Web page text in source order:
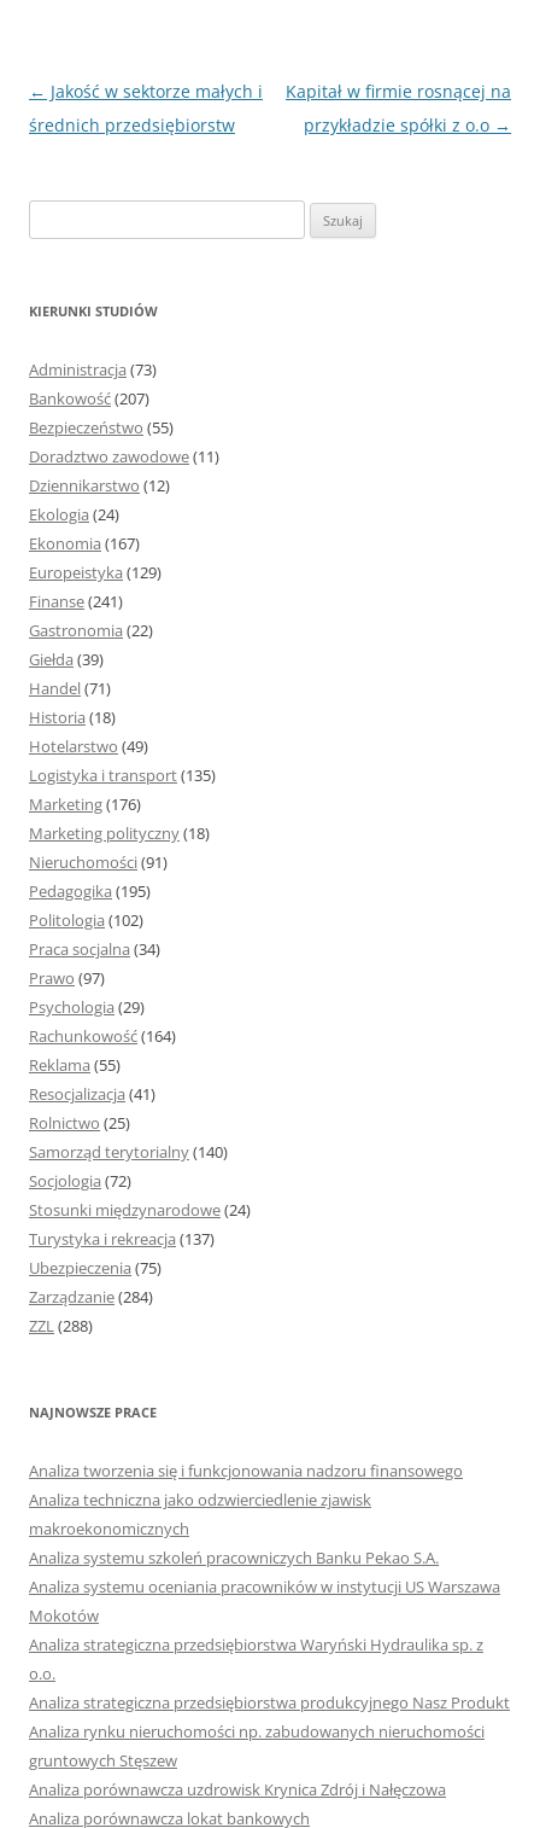
Nawigacja
wpisu
← Jakość w sektorze małych i
średnich przedsiębiorstw
Kapitał w firmie rosnącej na
przykładzie spółki z o.o →
z
KIERUNKI STUDIÓW
Administracja (73)
Bankowość(207)
Bezpieczeństwo (55)
Doradztwo zawodowe(11)
Dziennikarstwo (12)
Ekologia (24)
Ekonomia (167)
Europeistyka (129)
Finanse(241)
Gastronomia (22)
Giełda (39)
Handel(71)
Historia (18)
Hotelarstwo (49)
Logistyka i transport(135)
Marketing(176)
Marketing polityczny(18)
Nieruchomości(91)
Pedagogika (195)
Politologia (102)
Praca socjalna (34)
Prawo (97)
Psychologia (29)
Rachunkowość(164)
Reklama (55)
Resocjalizacja (41)
Rolnictwo (25)
Samorząd terytorialny(140)
Socjologia (72)
Stosunki międzynarodowe(24)
Turystyka i rekreacja (137)
Ubezpieczenia (75)
Zarządzanie(284)
ZZL(288)
NAJNOWSZE PRACE
Analiza tworzenia się i funkcjonowania nadzoru finansowego
Analiza techniczna jako odzwierciedlenie zjawisk
makroekonomicznych
Analiza systemu szkoleń pracowniczych Banku Pekao S.A.
Analiza systemu oceniania pracowników w instytucji US Warszawa
Mokotów
Analiza strategiczna przedsiębiorstwa Waryński Hydraulika sp. z
o.o.
Analiza strategiczna przedsiębiorstwa produkcyjnego Nasz Produkt
Analiza rynku nieruchomości np. zabudowanych nieruchomości
gruntowych Stęszew
Analiza porównawcza uzdrowisk Krynica Zdrój i Nałęczowa
Analiza porównawcza lokat bankowych